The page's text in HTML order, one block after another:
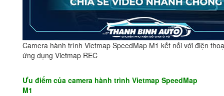
Camera hành trình Vietmap SpeedMap M1 kết nối với điện
ứng dụng Vietmap REC
Ưu điểm của camera hành trình Vietmap SpeedMap
M1